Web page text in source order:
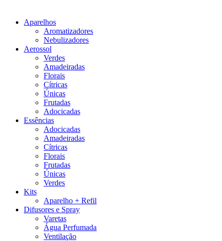
Aparelhos
Aromatizadores
Nebulizadores
Aerossol
Verdes
Amadeiradas
Florais
Cítricas
Únicas
Frutadas
Adocicadas
Essências
Adocicadas
Amadeiradas
Cítricas
Florais
Frutadas
Únicas
Verdes
Kits
Aparelho + Refil
Difusores e Spray
Varetas
Água Perfumada
Ventilação